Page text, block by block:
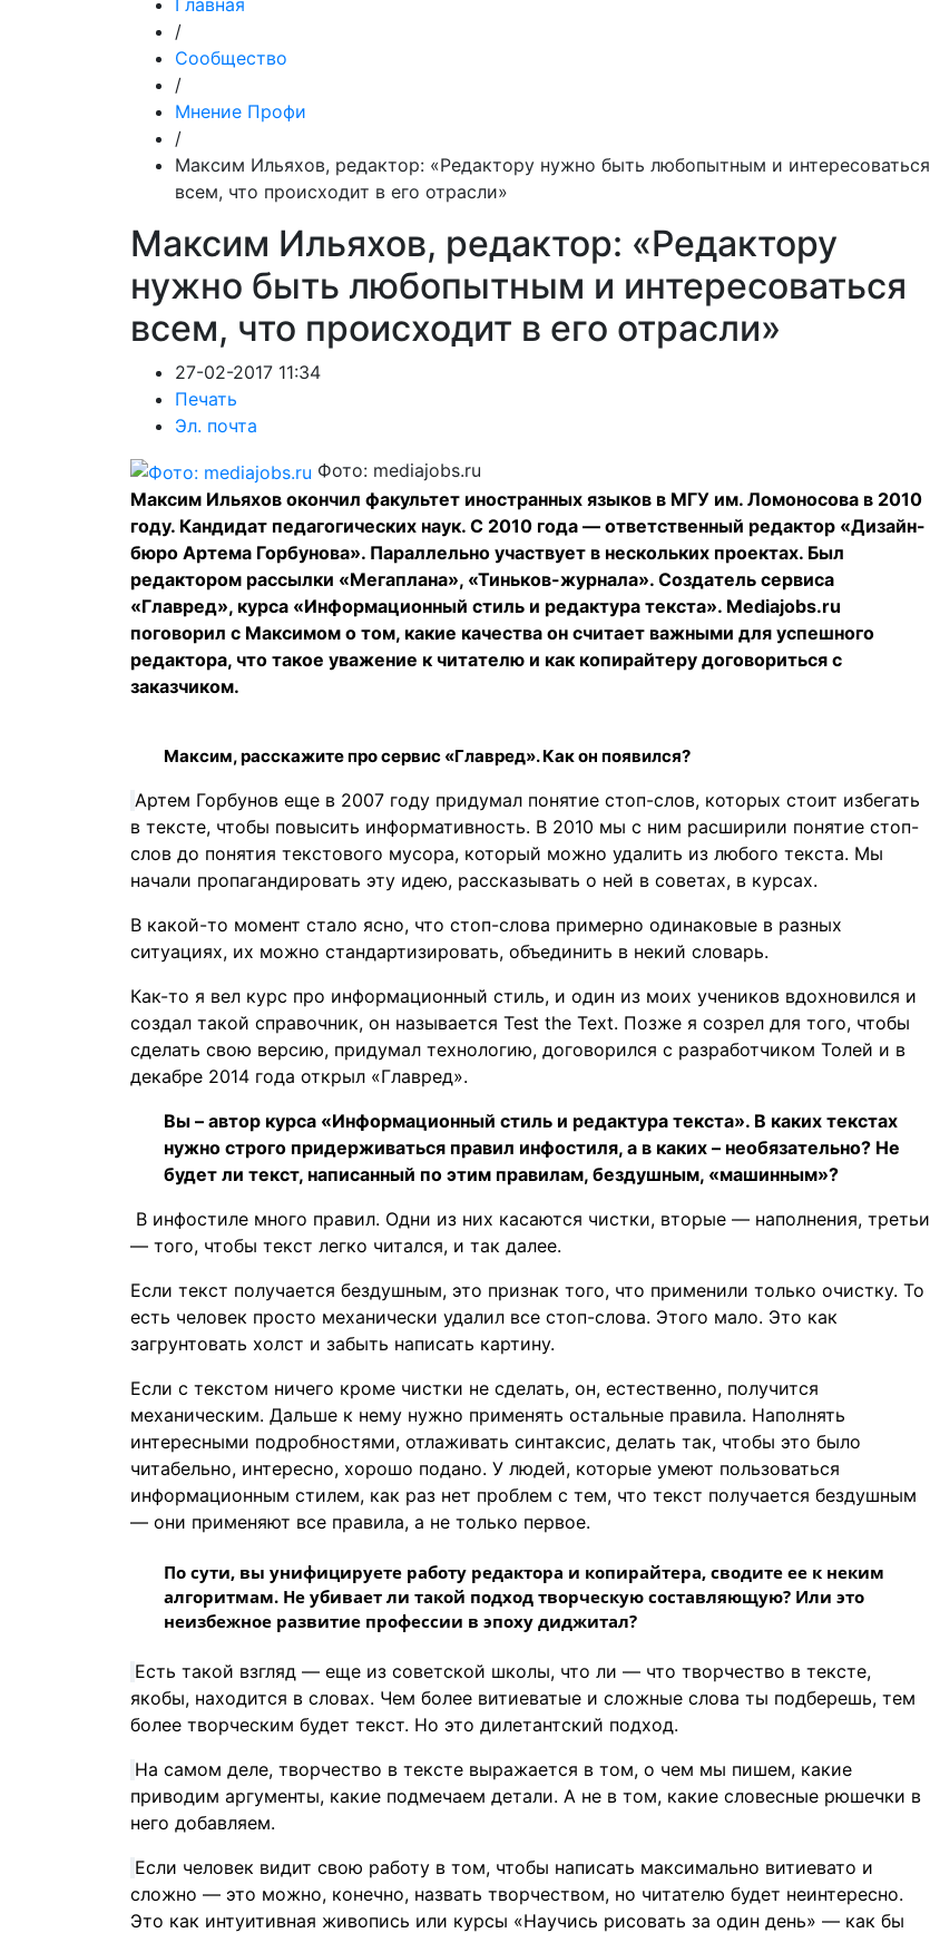
Главная
/
Сообщество
/
Мнение Профи
/
Максим Ильяхов, редактор: «Редактору нужно быть любопытным и интересоваться
всем, что происходит в его отрасли»
Максим Ильяхов, редактор: «Редактору
нужно быть любопытным и интересоваться
всем, что происходит в его отрасли»
27-02-2017 11:34
Печать
Эл. почта
Фото: mediajobs.ru
Максим Ильяхов окончил факультет иностранных языков в МГУ им. Ломоносова в 2010
году. Кандидат педагогических наук. С 2010 года — ответственный редактор «Дизайн-
бюро Артема Горбунова». Параллельно участвует в нескольких проектах. Был
редактором рассылки «Мегаплана», «Тиньков-журнала». Создатель сервиса
«Главред», курса «Информационный стиль и редактура текста». Mediajobs.ru
поговорил с Максимом о том, какие качества он считает важными для успешного
редактора, что такое уважение к читателю и как копирайтеру договориться с
заказчиком.
Максим, расскажите про сервис «Главред». Как он появился?
Артем Горбунов еще в 2007 году придумал понятие стоп-слов, которых стоит избегать
в тексте, чтобы повысить информативность. В 2010 мы с ним расширили понятие стоп-
слов до понятия текстового мусора, который можно удалить из любого текста. Мы
начали пропагандировать эту идею, рассказывать о ней в советах, в курсах.
В какой-то момент стало ясно, что стоп-слова примерно одинаковые в разных
ситуациях, их можно стандартизировать, объединить в некий словарь.
Как-то я вел курс про информационный стиль, и один из моих учеников вдохновился и
создал такой справочник, он называется Test the Text. Позже я созрел для того, чтобы
сделать свою версию, придумал технологию, договорился с разработчиком Толей и в
декабре 2014 года открыл «Главред».
Вы – автор курса «Информационный стиль и редактура текста». В каких текстах
нужно строго придерживаться правил инфостиля, а в каких – необязательно? Не
будет ли текст, написанный по этим правилам, бездушным, «машинным»?
В инфостиле много правил. Одни из них касаются чистки, вторые — наполнения, третьи
— того, чтобы текст легко читался, и так далее.
Если текст получается бездушным, это признак того, что применили только очистку. То
есть человек просто механически удалил все стоп-слова. Этого мало. Это как
загрунтовать холст и забыть написать картину.
Если с текстом ничего кроме чистки не сделать, он, естественно, получится
механическим. Дальше к нему нужно применять остальные правила. Наполнять
интересными подробностями, отлаживать синтаксис, делать так, чтобы это было
читабельно, интересно, хорошо подано. У людей, которые умеют пользоваться
информационным стилем, как раз нет проблем с тем, что текст получается бездушным
— они применяют все правила, а не только первое.
По сути, вы унифицируете работу редактора и копирайтера, сводите ее к неким
алгоритмам. Не убивает ли такой подход творческую составляющую? Или это
неизбежное развитие профессии в эпоху диджитал?
Есть такой взгляд — еще из советской школы, что ли — что творчество в тексте,
якобы, находится в словах. Чем более витиеватые и сложные слова ты подберешь, тем
более творческим будет текст. Но это дилетантский подход.
На самом деле, творчество в тексте выражается в том, о чем мы пишем, какие
приводим аргументы, какие подмечаем детали. А не в том, какие словесные рюшечки в
него добавляем.
Если человек видит свою работу в том, чтобы написать максимально витиевато и
сложно — это можно, конечно, назвать творчеством, но читателю будет неинтересно.
Это как интуитивная живопись или курсы «Научись рисовать за один день» — как бы